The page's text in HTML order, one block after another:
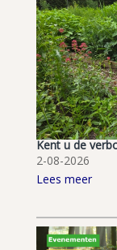
Kent u de
2-08-2026
Lees meer